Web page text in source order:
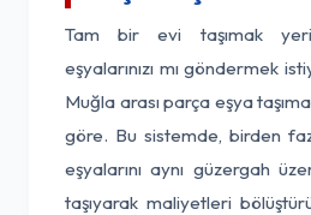
Tam bir evi taşımak
eşyalarınızı mı göndermek
Muğla arası parça eşya
göre. Bu sistemde, birden
eşyalarını aynı güzergah
taşıyarak maliyetleri